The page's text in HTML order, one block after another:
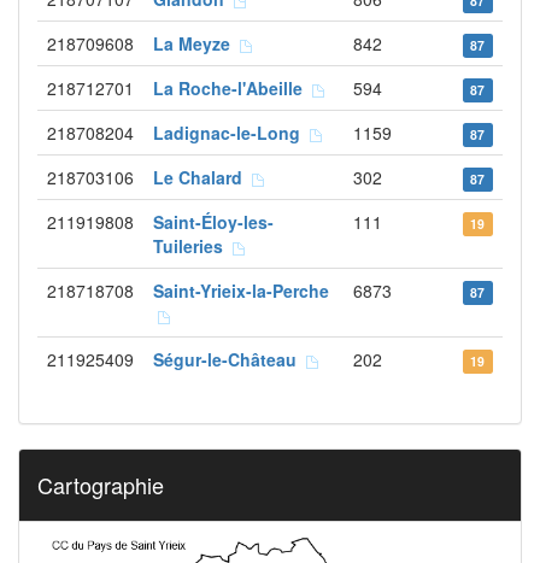
218709608 La Meyze 842 87
218712701 La Roche-l'Abeille 594 87
218708204 Ladignac-le-Long 1159 87
218703106 Le Chalard 302 87
211919808
Saint-Éloy-les-
Tuileries
111 19
218718708 Saint-Yrieix-la-Perche 6873 87
211925409 Ségur-le-Château 202 19
Cartographie